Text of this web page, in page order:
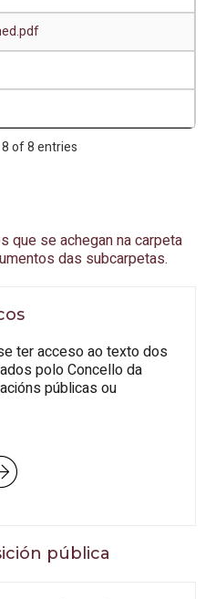
of 8 entries
que se achegan na carpeta
das subcarpetas.
ter acceso ao texto dos
polo Concello da
públicas ou
pública